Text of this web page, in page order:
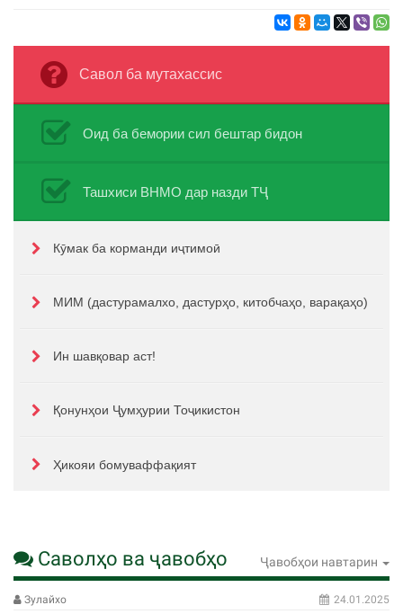
Савол ба мутахассис
Оид ба бемории сил бештар бидон
Ташхиси ВНМО дар назди ТҶ
Кӯмак ба корманди иҷтимоӣ
МИМ (дастурамалхо, дастурҳо, китобчаҳо, варақаҳо)
Ин шавқовар аст!
Қонунҳои Ҷумҳурии Тоҷикистон
Ҳикояи бомуваффақият
Саволҳо ва ҷавобҳо Ҷавобҳои навтарин
Зулайхо 24.01.2025